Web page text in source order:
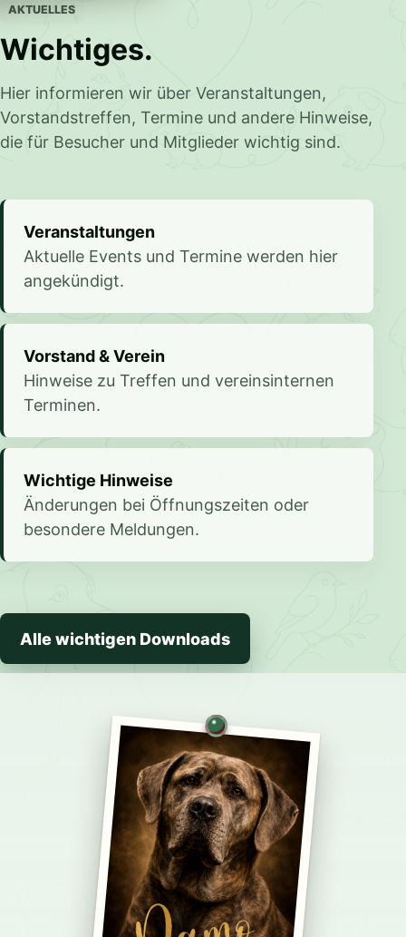
AKTUELLES
Wichtiges.
Hier informieren wir über Veranstaltungen,
Vorstandstreffen, Termine und andere Hinweise,
die für Besucher und Mitglieder wichtig sind.
Veranstaltungen
Aktuelle Events und Termine werden hier
angekündigt.
Vorstand & Verein
Hinweise zu Treffen und vereinsinternen
Terminen.
Wichtige Hinweise
Änderungen bei Öffnungszeiten oder
besondere Meldungen.
Alle wichtigen Downloads